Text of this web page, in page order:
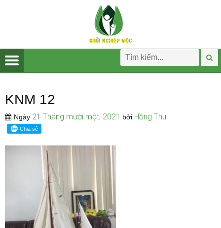
KNM 12
Ngày 21 Tháng mười một, 2021 bởi Hồng Thu